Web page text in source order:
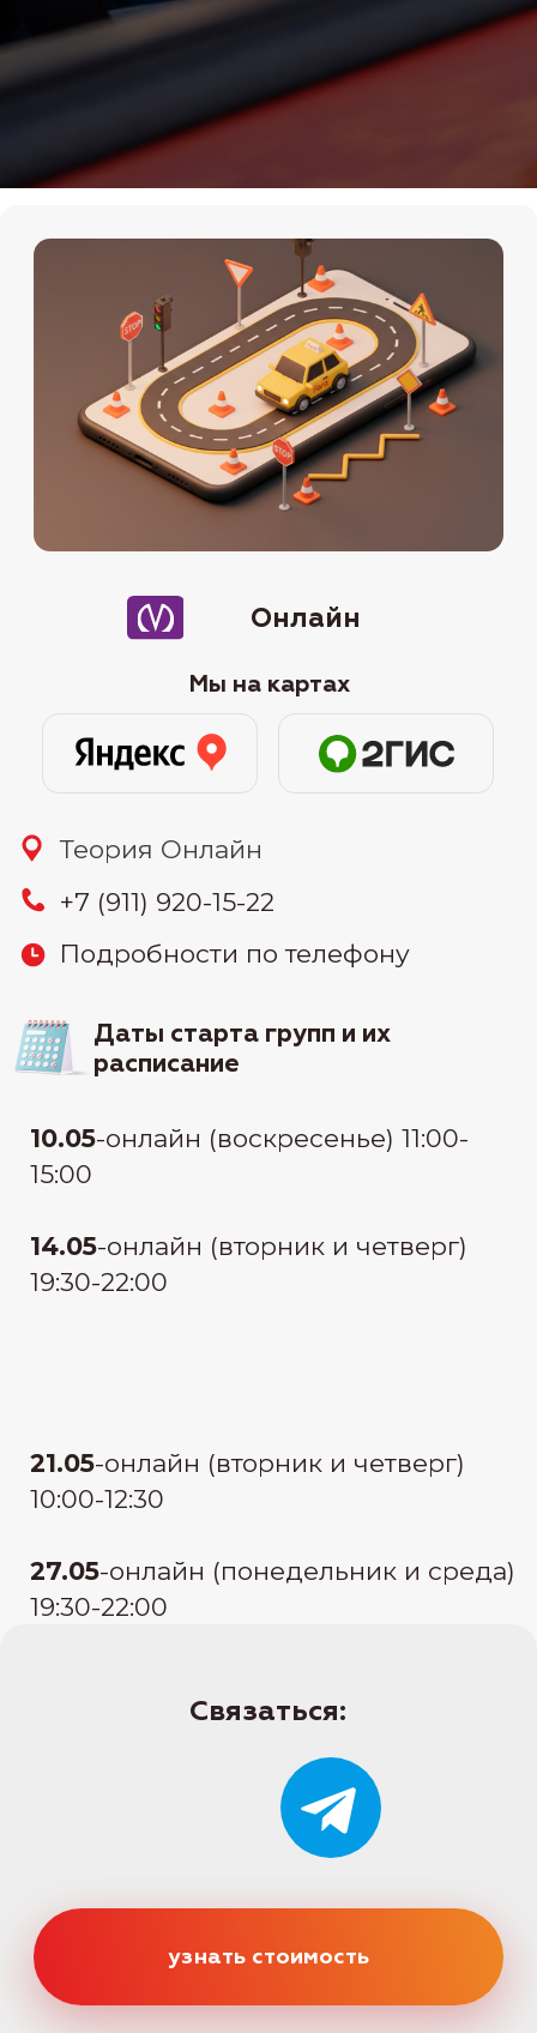
узнать цену
10.05
-онлайн (вторник и четверг)
-онлайн (вторник и четверг)
10:00-12:30
27.05-онлайн (понедельник и среда)
19:30-22:00
Связаться:
Даты старта групп и их
расписание
+7 (911) 920-15-22
Теория Онлайн
Подробности по телефону